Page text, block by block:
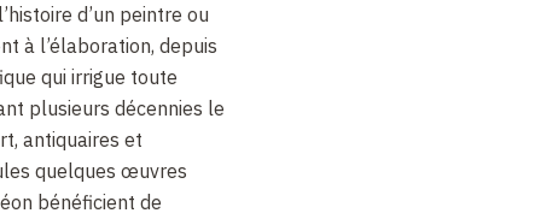
d’un peintre ou
à l’élaboration, depuis
qui irrigue toute
plusieurs décennies le
antiquaires et
quelques œuvres
bénéficient de